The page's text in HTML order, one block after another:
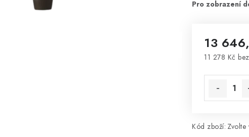
13
11 278 Kč
Kód zboží: Zvolte